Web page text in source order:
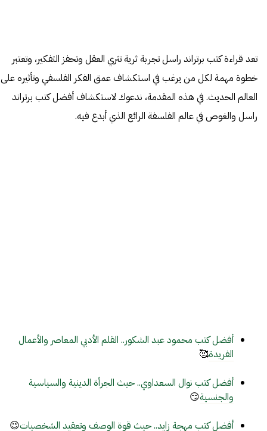
تعد قراءة كتب برتراند راسل تجربة ثرية تثري العقل وتحفز التفكير، وتعتبر
خطوة مهمة لكل من يرغب في استكشاف عمق الفكر الفلسفي وتأثيره على
العالم الحديث. في هذه المقدمة، ندعوك لاستكشاف أفضل كتب برتراند
راسل والغوص في عالم الفلسفة الرائع الذي أبدع فيه.
أفضل كتب محمود عبد الشكور.. القلم الأدبي المعاصر والأعمال
الفريدة🥰
أفضل كتب نوال السعداوي.. حيث الجرأة الدينية والسياسية
والجنسية😏
أفضل كتب مهجة زايد.. حيث قوة الوصف وتعقيد الشخصيات😉